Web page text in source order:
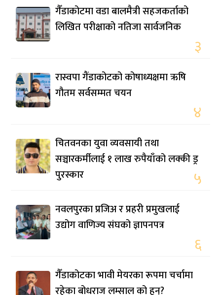
गैँडाकोटमा वडा बालमैत्री सहजकर्ताको
लिखित परीक्षाको नतिजा सार्वजनिक
३
रास्वपा गैंडाकोटको कोषाध्यक्षमा ऋषि
गौतम सर्वसम्मत चयन
४
चितवनका युवा व्यवसायी तथा
सञ्चारकर्मीलाई १ लाख रुपैयाँको लक्की ड्र
पुरस्कार
५
नवलपुरका प्रजिअ र प्रहरी प्रमुखलाई
उद्योग वाणिज्य संघको ज्ञापनपत्र
६
गैँडाकोटका भावी मेयरका रूपमा चर्चामा
रहेका बोधराज लम्साल को हुन्?